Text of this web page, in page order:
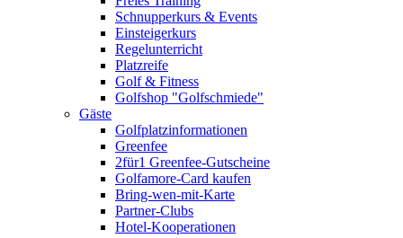
Schnupperkurs & Events
Einsteigerkurs
Regelunterricht
Platzreife
Golf & Fitness
Golfshop "Golfschmiede"
Gäste
Golfplatzinformationen
Greenfee
2für1 Greenfee-Gutscheine
Golfamore-Card kaufen
Bring-wen-mit-Karte
Partner-Clubs
Hotel-Kooperationen